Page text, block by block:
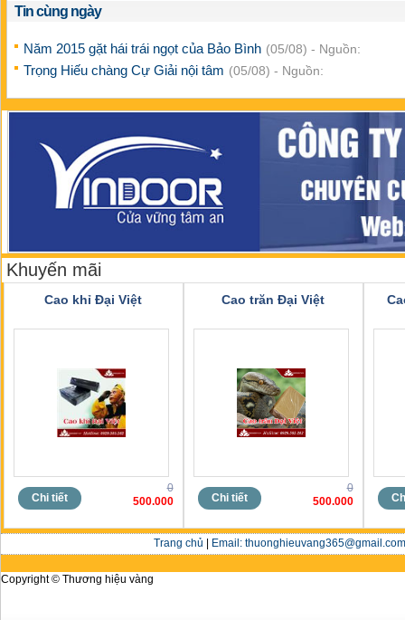
Tin cùng ngày
Năm 2015 gặt hái trái ngọt của Bảo Bình (05/08) - Nguồn:
Trọng Hiếu chàng Cự Giải nội tâm (05/08) - Nguồn:
Khuyến mãi
Cao khỉ Đại Việt
Chi tiết
0
500.000
Cao trăn Đại Việt
Chi tiết
0
500.000
Trang chủ Email:
Copyright © Thương hiệu vàng